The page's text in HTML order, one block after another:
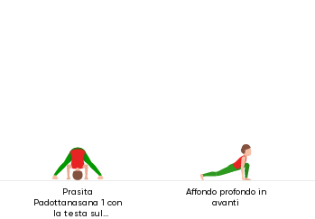
Prasita
Padottanasana 1 con
la testa sul
Affondo profondo in
avanti